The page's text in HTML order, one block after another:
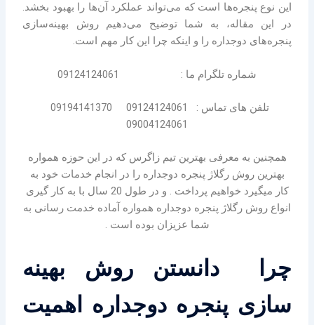
این نوع پنجره‌ها است که می‌تواند عملکرد آن‌ها را بهبود بخشد.
در این مقاله، به شما توضیح می‌دهیم روش بهینه‌سازی
پنجره‌های دوجداره را و اینکه چرا این کار مهم است.
شماره تلگرام ما : 09124124061
09004124061
همچنین به معرفی بهترین تیم زاگرس که در این حوزه همواره
بهترین روش رگلاژ پنجره دوجداره را در انجام خدمات خود به
کار میگیرد خواهیم پرداخت . و در طول 20 سال با به کار گیری
انواع روش رگلاژ پنجره دوجداره همواره آماده خدمت رسانی به
شما عزیزان بوده است .
چرا دانستن روش بهینه
سازی پنجره دوجداره اهمیت